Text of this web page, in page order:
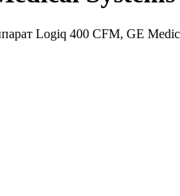
Logiq 400 CFM, GE